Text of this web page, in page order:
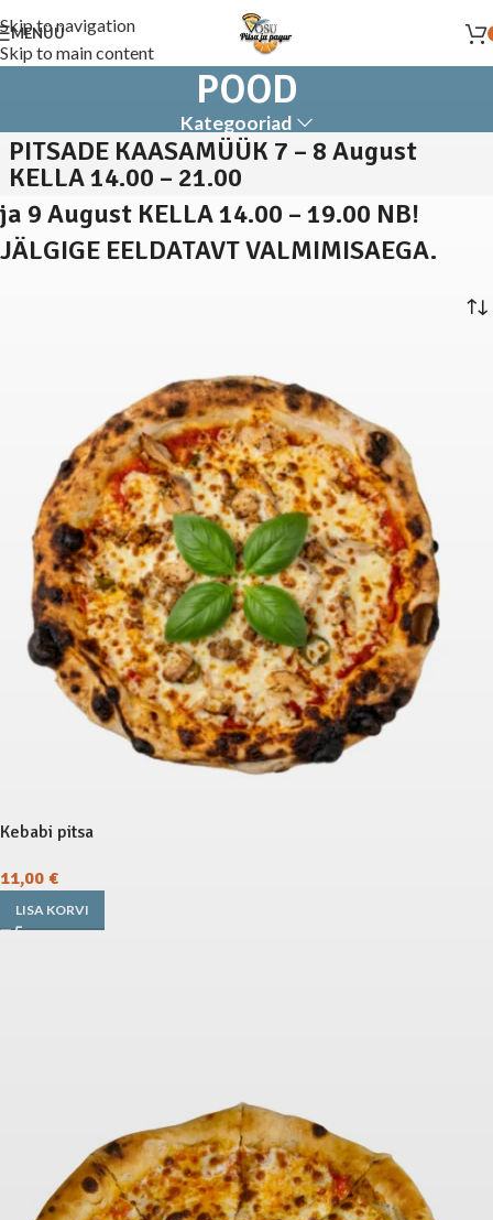
Skip to navigation
Skip to main content
MENÜÜ
POOD
Kategooriad
PITSADE KAASAMÜÜK 7 – 8 August
KELLA 14.00 – 21.00
ja 9 August KELLA 14.00 – 19.00 NB!
JÄLGIGE EELDATAVT VALMIMISAEGA.
Kebabi pitsa
11,00 €
LISA KORVI